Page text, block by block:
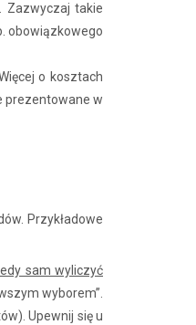
Zazwyczaj takie
obowiązkowego
o kosztach
prezentowane w
Przykładowe
sam wyliczyć
wyborem”.
Upewnij się u